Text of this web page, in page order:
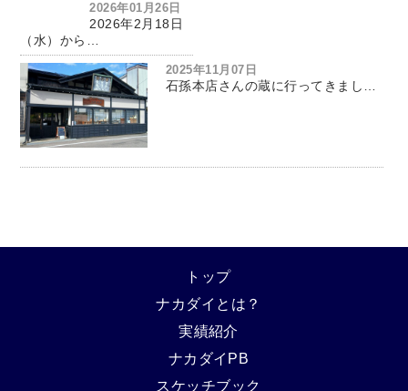
2026年01月26日
2026年2月18日
（水）から…
2025年11月07日
石孫本店さんの蔵に行ってきまし…
トップ
ナカダイとは？
実績紹介
ナカダイPB
スケッチブック